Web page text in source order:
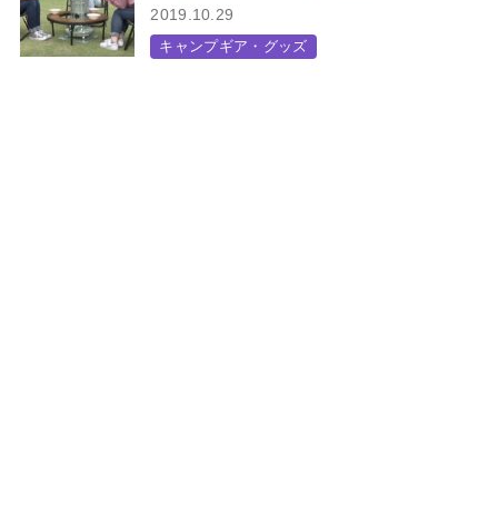
2019.10.29
キャンプギア・グッズ